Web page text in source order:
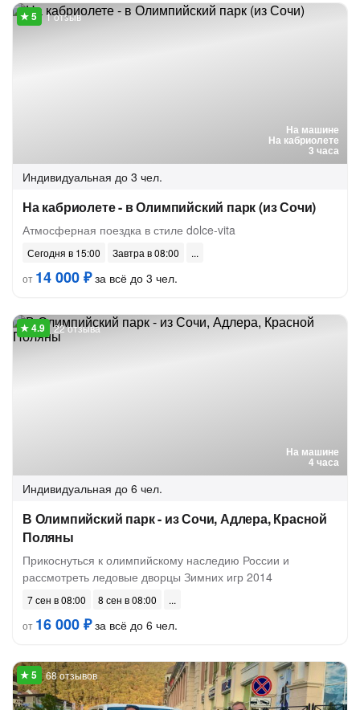
На машине
На кабриолете
3 часа
1 отзыв
Индивидуальная до 3 чел.
На кабриолете - в Олимпийский парк (из Сочи)
Атмосферная поездка в стиле dolce-vita
Сегодня в 15:00
Завтра в 08:00
от 14 000 ₽за всё до 3 чел.
На машине
4 часа
22 отзыва
Индивидуальная до 6 чел.
В Олимпийский парк - из Сочи, Адлера, Красной
Поляны
Прикоснуться к олимпийскому наследию России и
рассмотреть ледовые дворцы Зимних игр 2014
7 сен в 08:00
8 сен в 08:00
от 16 000 ₽за всё до 6 чел.
68 отзывов